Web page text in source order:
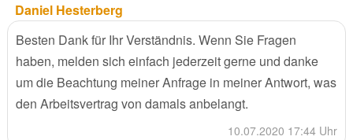
Daniel Hesterberg
Besten Dank für Ihr Verständnis. Wenn Sie Fragen
haben, melden sich einfach jederzeit gerne und danke
um die Beachtung meiner Anfrage in meiner Antwort, was
den Arbeitsvertrag von damals anbelangt.
10.07.2020 17:44 Uhr